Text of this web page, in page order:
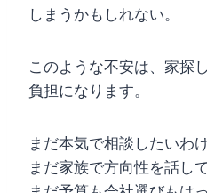
しまうかもしれない。
このような不安は、家探
負担になります。
まだ本気で相談したいわ
まだ家族で方向性を話し